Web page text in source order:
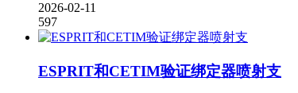
2026-02-11
597
ESPRIT和CETIM验证绑定器喷射支